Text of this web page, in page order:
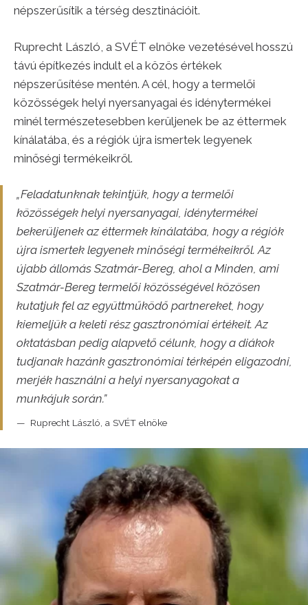
népszerűsítik a térség desztinációit.
Ruprecht László, a SVÉT elnöke vezetésével hosszú
távú építkezés indult el a közös értékek
népszerűsítése mentén. A cél, hogy a termelői
közösségek helyi nyersanyagai és idénytermékei
minél természetesebben kerüljenek be az éttermek
kínálatába, és a régiók újra ismertek legyenek
minőségi termékeikről.
„Feladatunknak tekintjük, hogy a termelői
közösségek helyi nyersanyagai, idénytermékei
bekerüljenek az éttermek kínálatába, hogy a régiók
újra ismertek legyenek minőségi termékeikről. Az
újabb állomás Szatmár-Bereg, ahol a Minden, ami
Szatmár-Bereg termelői közösségével közösen
kutatjuk fel az együttműködő partnereket, hogy
kiemeljük a keleti rész gasztronómiai értékeit. Az
oktatásban pedig alapvető célunk, hogy a diákok
tudjanak hazánk gasztronómiai térképén eligazodni,
merjék használni a helyi nyersanyagokat a
munkájuk során.”
Ruprecht László, a SVÉT elnöke